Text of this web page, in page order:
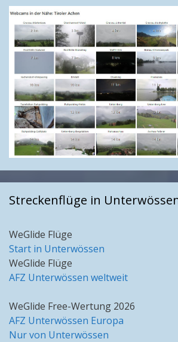
Streckenflüge in
WeGlide Flüge
Start in Unterwössen
WeGlide Flüge
AFZ Unterwössen weltweit
WeGlide Free-Wertung 2026
AFZ Unterwössen Europa
Nur von Unterwössen